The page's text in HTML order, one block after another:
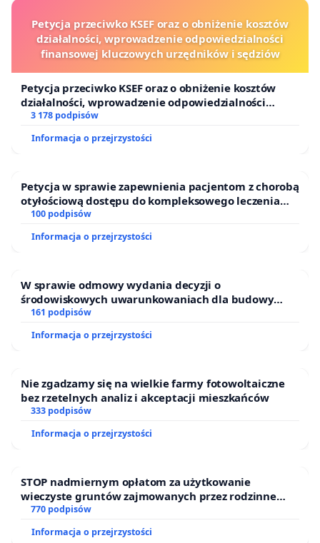
Petycja przeciwko KSEF oraz o obniżenie kosztów
działalności, wprowadzenie odpowiedzialności
finansowej kluczowych urzędników i sędziów
Petycja przeciwko KSEF oraz o obniżenie kosztów
działalności, wprowadzenie odpowiedzialności
finansowej kluczowych urzędników i sędziów
3 178 podpisów
Informacja o przejrzystości
Petycja w sprawie zapewnienia pacjentom z chorobą
otyłościową dostępu do kompleksowego leczenia
oraz programów profilaktycznych.
100 podpisów
Informacja o przejrzystości
W sprawie odmowy wydania decyzji o
środowiskowych uwarunkowaniach dla budowy
zakładu wytwarzania biometanu „Krynki” w
Ostrowiu Południowym oraz ochrony mieszkańców i
Puszczy Knyszyńskiej
161 podpisów
Informacja o przejrzystości
Nie zgadzamy się na wielkie farmy fotowoltaiczne
bez rzetelnych analiz i akceptacji mieszkańców
333 podpisów
Informacja o przejrzystości
STOP nadmiernym opłatom za użytkowanie
wieczyste gruntów zajmowanych przez rodzinne
ogrody działkowe.
770 podpisów
Informacja o przejrzystości